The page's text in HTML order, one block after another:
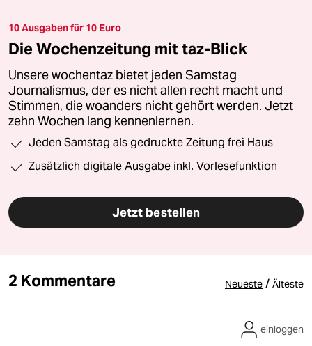
10 Ausgaben für 10 Euro
Die Wochenzeitung mit taz-Blick
Unsere wochentaz bietet jeden Samstag
Journalismus, der es nicht allen recht macht und
Stimmen, die woanders nicht gehört werden. Jetzt
zehn Wochen lang kennenlernen.
Jeden Samstag als gedruckte Zeitung frei Haus
Zusätzlich digitale Ausgabe inkl. Vorlesefunktion
Jetzt bestellen
2 Kommentare Neueste / Älteste
einloggen